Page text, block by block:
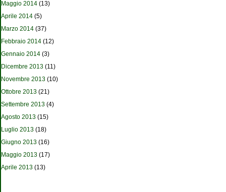
Maggio 2014 (13)
Aprile 2014 (5)
Marzo 2014 (37)
Febbraio 2014 (12)
Gennaio 2014 (3)
Dicembre 2013 (11)
Novembre 2013 (10)
Ottobre 2013 (21)
Settembre 2013 (4)
Agosto 2013 (15)
Luglio 2013 (18)
Giugno 2013 (16)
Maggio 2013 (17)
Aprile 2013 (13)